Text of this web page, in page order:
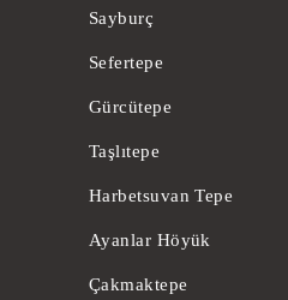
Sayburç
Sefertepe
Gürcütepe
Taşlıtepe
Harbetsuvan Tepe
Ayanlar Höyük
Çakmaktepe